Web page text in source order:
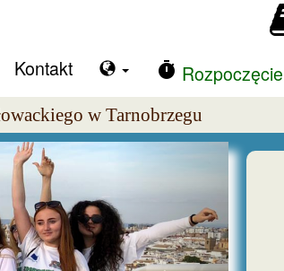
Kontakt timer
w Tarnobrzegu